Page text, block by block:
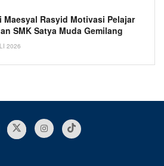
Maesyal Rasyid Motivasi Pelajar
SMK Satya Muda Gemilang
2026